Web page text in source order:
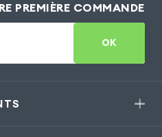
PREMIÈRE COMMANDE
OK